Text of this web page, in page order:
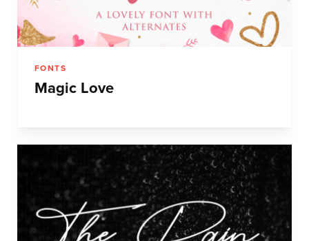
FONTS
Magic Love